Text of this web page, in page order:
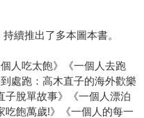
續推出了多本圖本書。
人吃太飽》《一個人去跑
處跑：高木直子的海外歡樂
子脫單故事》《一個人漂泊
吃飽萬歲!》《一個人的每一